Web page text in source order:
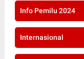
Info Pemilu 2024
Internasional